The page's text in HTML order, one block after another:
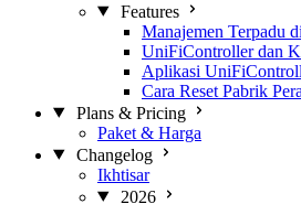
Features
Manajemen Terpadu
UniFiController dan
Aplikasi
Cara Reset Pabrik
Plans & Pricing
Paket & Harga
Changelog
Ikhtisar
2026